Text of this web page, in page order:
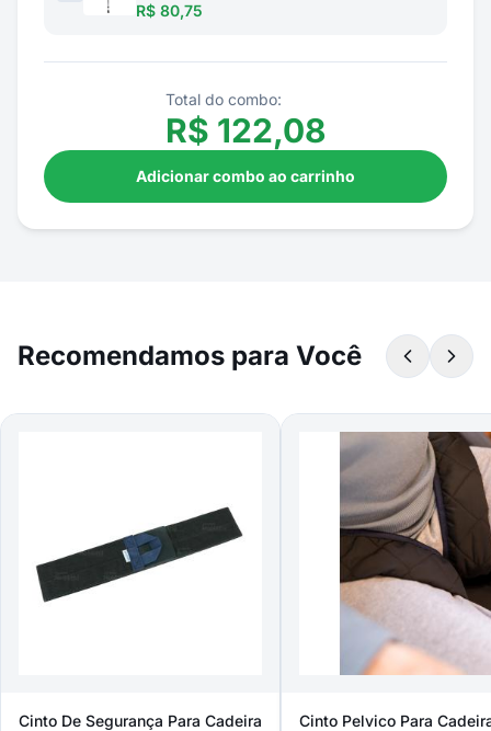
R$ 80,75
Total do combo:
R$ 122,08
Adicionar combo ao carrinho
Recomendamos para Você
Cinto De Segurança Para Cadeira
Cinto Pelvico Para